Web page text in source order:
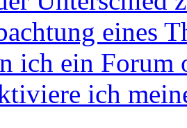
eines
ich ein Forum
ich